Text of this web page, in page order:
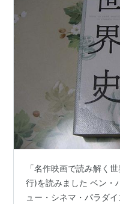
「名作映画で読み解く
行)を読みました ベン・
ュー・シネマ・パラダ